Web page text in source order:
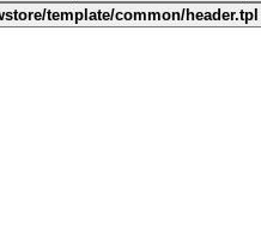
template/common/header.tpl